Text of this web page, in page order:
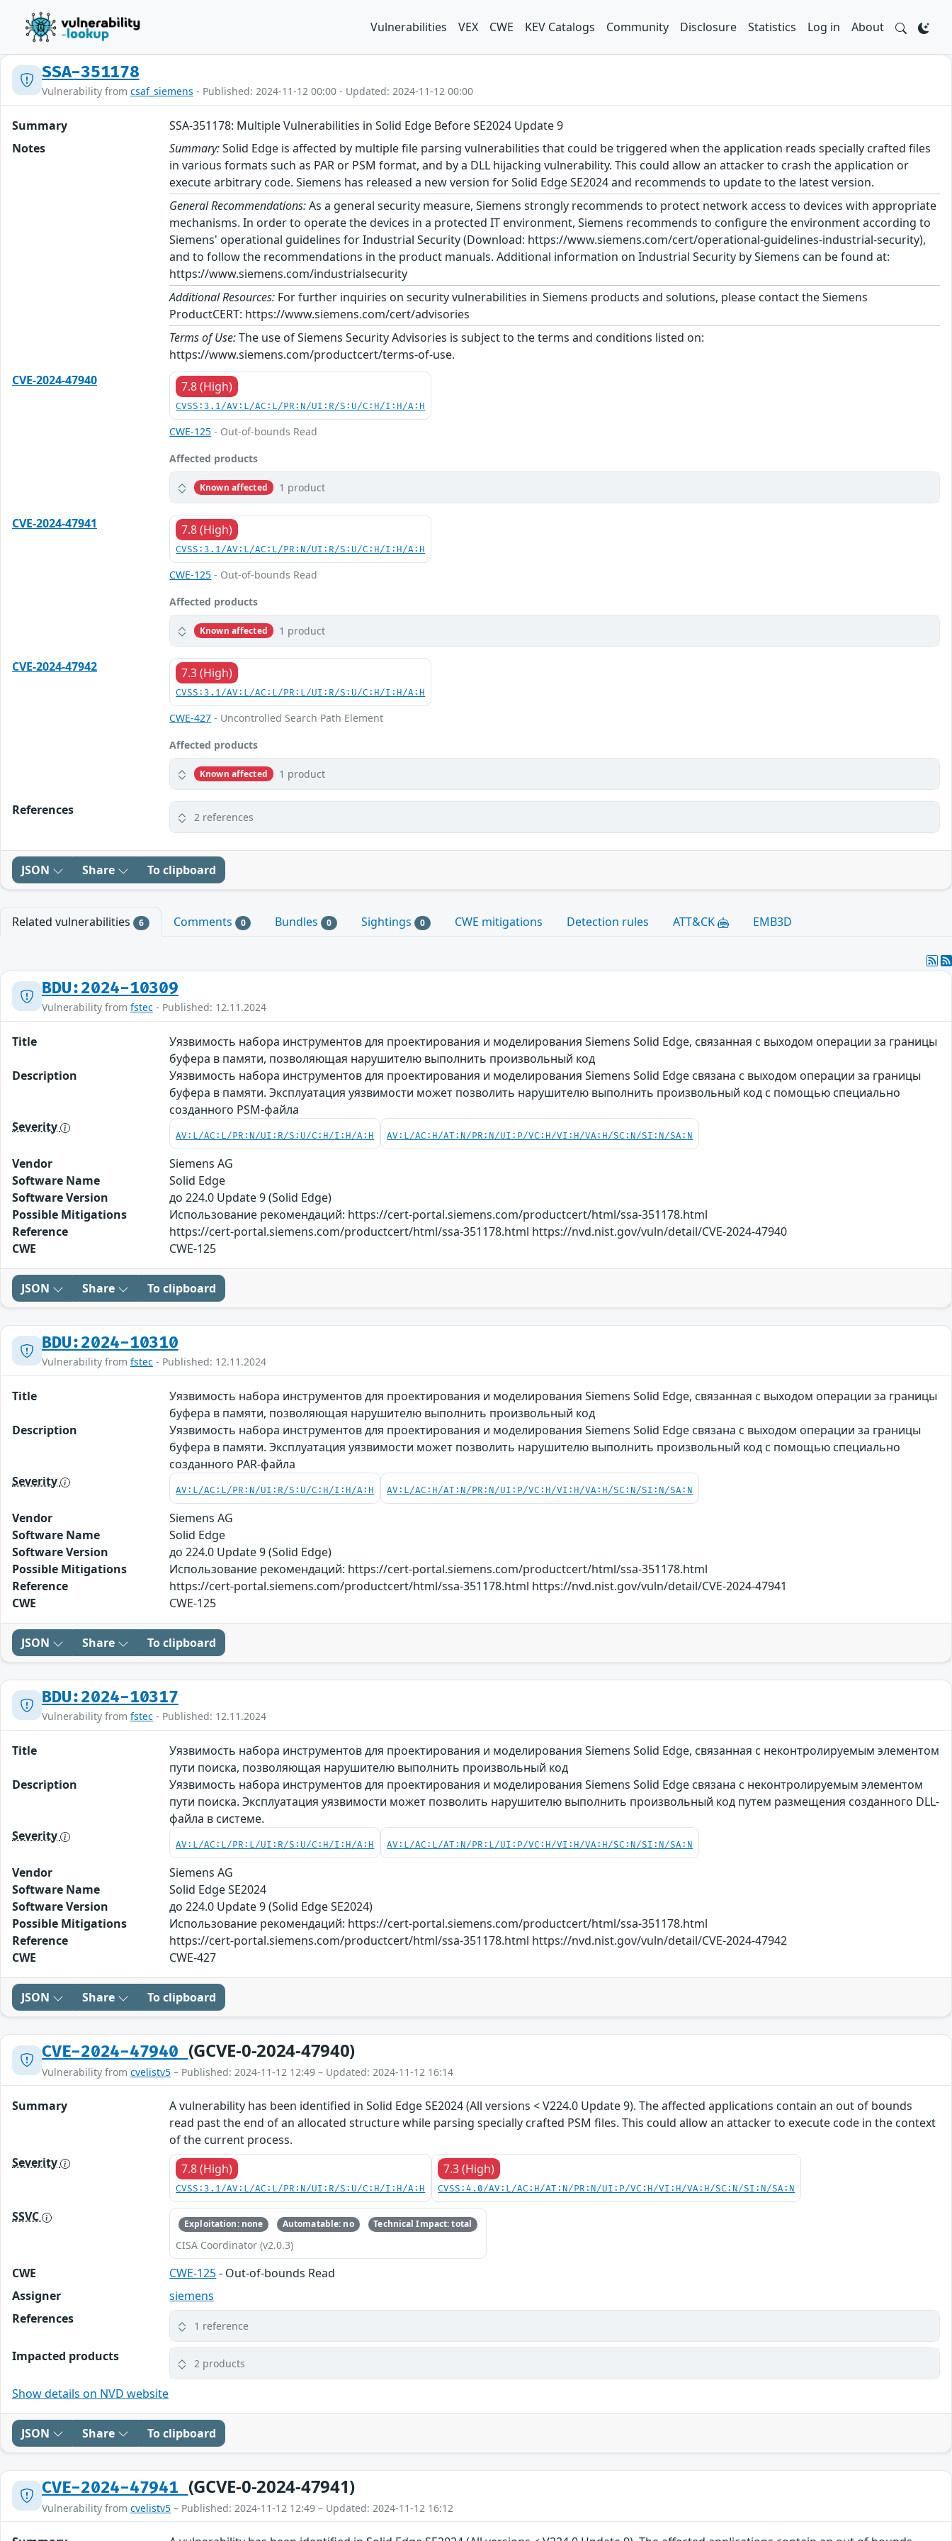
Vulnerabilities VEX CWE KEV Catalogs Community Disclosure Statistics Log in About
SSA-351178
Vulnerability from csaf_siemens - Published: 2024-11-12 00:00 - Updated: 2024-11-12 00:00
Summary
SSA-351178: Multiple Vulnerabilities in Solid Edge Before SE2024 Update 9
Notes
Summary:Solid Edge is affected by multiple file parsing vulnerabilities that could be triggered when the application reads specially crafted files
in various formats such as PAR or PSM format, and by a DLL hijacking vulnerability. This could allow an attacker to crash the application or
execute arbitrary code. Siemens has released a new version for Solid Edge SE2024 and recommends to update to the latest version.
General Recommendations:As a general security measure, Siemens strongly recommends to protect network access to devices with appropriate
mechanisms. In order to operate the devices in a protected IT environment, Siemens recommends to configure the environment according to
Siemens' operational guidelines for Industrial Security (Download: https://www.siemens.com/cert/operational-guidelines-industrial-security),
and to follow the recommendations in the product manuals. Additional information on Industrial Security by Siemens can be found at:
https://www.siemens.com/industrialsecurity
Additional Resources: For further inquiries on security vulnerabilities in Siemens products and solutions, please contact the Siemens
ProductCERT: https://www.siemens.com/cert/advisories
Terms of Use:The use of Siemens Security Advisories is subject to the terms and conditions listed on:
https://www.siemens.com/productcert/terms-of-use.
CVE-2024-47940
7.8 (High)
CVSS:3.1/AV:L/AC:L/PR:N/UI:R/S:U/C:H/I:H/A:H
CWE-125 - Out-of-bounds Read
Affected products
Known affected 1 product
CVE-2024-47941 7.8 (High)
CVSS:3.1/AV:L/AC:L/PR:N/UI:R/S:U/C:H/I:H/A:H
CWE-125 - Out-of-bounds Read
Affected products
Known affected 1 product
CVE-2024-47942 7.3 (High)
CVSS:3.1/AV:L/AC:L/PR:L/UI:R/S:U/C:H/I:H/A:H
CWE-427 - Uncontrolled Search Path Element
Affected products
Known affected 1 product
References 2 references
JSON Share To clipboard
Related vulnerabilities 6 Comments 0 Bundles 0 Sightings 0 CWE mitigations Detection rules ATT&CK EMB3D
BDU:2024-10309
Vulnerability from fstec - Published: 12.11.2024
Title
Уязвимость набора инструментов для проектирования и моделирования Siemens Solid Edge, связанная с выходом операции за границы
буфера в памяти, позволяющая нарушителю выполнить произвольный код
Description
Уязвимость набора инструментов для проектирования и моделирования Siemens Solid Edge связана с выходом операции за границы
буфера в памяти. Эксплуатация уязвимости может позволить нарушителю выполнить произвольный код с помощью специально
созданного PSM-файла
Severity
AV:L/AC:L/PR:N/UI:R/S:U/C:H/I:H/A:H AV:L/AC:H/AT:N/PR:N/UI:P/VC:H/VI:H/VA:H/SC:N/SI:N/SA:N
Vendor
Siemens AG
Software Name
Solid Edge
Software Version
до 224.0 Update 9 (Solid Edge)
Possible Mitigations
Использование рекомендаций: https://cert-portal.siemens.com/productcert/html/ssa-351178.html
Reference
https://cert-portal.siemens.com/productcert/html/ssa-351178.html https://nvd.nist.gov/vuln/detail/CVE-2024-47940
CWE
CWE-125
JSON Share To clipboard
BDU:2024-10310
Vulnerability from fstec - Published: 12.11.2024
Title
Уязвимость набора инструментов для проектирования и моделирования Siemens Solid Edge, связанная с выходом операции за границы
буфера в памяти, позволяющая нарушителю выполнить произвольный код
Description
Уязвимость набора инструментов для проектирования и моделирования Siemens Solid Edge связана с выходом операции за границы
буфера в памяти. Эксплуатация уязвимости может позволить нарушителю выполнить произвольный код с помощью специально
созданного PAR-файла
Severity
AV:L/AC:L/PR:N/UI:R/S:U/C:H/I:H/A:H AV:L/AC:H/AT:N/PR:N/UI:P/VC:H/VI:H/VA:H/SC:N/SI:N/SA:N
Vendor
Siemens AG
Software Name
Solid Edge
Software Version
до 224.0 Update 9 (Solid Edge)
Possible Mitigations
Использование рекомендаций: https://cert-portal.siemens.com/productcert/html/ssa-351178.html
Reference
https://cert-portal.siemens.com/productcert/html/ssa-351178.html https://nvd.nist.gov/vuln/detail/CVE-2024-47941
CWE
CWE-125
JSON Share To clipboard
BDU:2024-10317
Vulnerability from fstec - Published: 12.11.2024
Title
Уязвимость набора инструментов для проектирования и моделирования Siemens Solid Edge, связанная с неконтролируемым элементом
пути поиска, позволяющая нарушителю выполнить произвольный код
Description
Уязвимость набора инструментов для проектирования и моделирования Siemens Solid Edge связана с неконтролируемым элементом
пути поиска. Эксплуатация уязвимости может позволить нарушителю выполнить произвольный код путем размещения созданного DLL-
файла в системе.
Severity
AV:L/AC:L/PR:L/UI:R/S:U/C:H/I:H/A:H AV:L/AC:L/AT:N/PR:L/UI:P/VC:H/VI:H/VA:H/SC:N/SI:N/SA:N
Vendor
Siemens AG
Software Name
Solid Edge SE2024
Software Version
до 224.0 Update 9 (Solid Edge SE2024)
Possible Mitigations
Использование рекомендаций: https://cert-portal.siemens.com/productcert/html/ssa-351178.html
Reference
https://cert-portal.siemens.com/productcert/html/ssa-351178.html https://nvd.nist.gov/vuln/detail/CVE-2024-47942
CWE
CWE-427
JSON Share To clipboard
CVE-2024-47940 (GCVE-0-2024-47940)
Vulnerability from cvelistv5 – Published: 2024-11-12 12:49 – Updated: 2024-11-12 16:14
Summary
A vulnerability has been identified in Solid Edge SE2024 (All versions < V224.0 Update 9). The affected applications contain an out of bounds
read past the end of an allocated structure while parsing specially crafted PSM files. This could allow an attacker to execute code in the context
of the current process.
Severity
7.8 (High)
CVSS:3.1/AV:L/AC:L/PR:N/UI:R/S:U/C:H/I:H/A:H
7.3 (High)
CVSS:4.0/AV:L/AC:H/AT:N/PR:N/UI:P/VC:H/VI:H/VA:H/SC:N/SI:N/SA:N
SSVC Exploitation: none Automatable: no Technical Impact: total
CISA Coordinator (v2.0.3)
CWE CWE-125- Out-of-bounds Read
Assigner
siemens
References
1 reference
Impacted products 2 products
Show details on NVD website
JSON Share To clipboard
CVE-2024-47941 (GCVE-0-2024-47941)
Vulnerability from cvelistv5 – Published: 2024-11-12 12:49 – Updated: 2024-11-12 16:12